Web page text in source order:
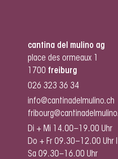
cantina del mulino ag
place des ormeaux 1
1700 freiburg
026 323 36 34
info@cantinadelmulino.ch
Di + Mi 14.00–19.00 Uhr
Do + Fr 09.30–12.00 Uhr
Sa 09.30–16.00 Uhr